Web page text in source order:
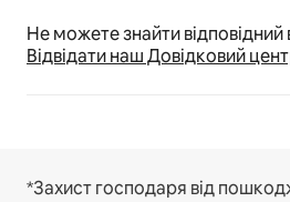
Не можете знайти відповідний
Відвідати наш Довідковий
*Захист господаря від